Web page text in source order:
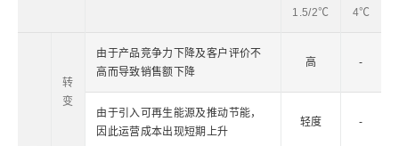
1.5/2℃ 4℃
转
变
由于产品竞争力下降及客户评价不
高而导致销售额下降
高 -
由于引入可再生能源及推动节能，
因此运营成本出现短期上升
轻度 -